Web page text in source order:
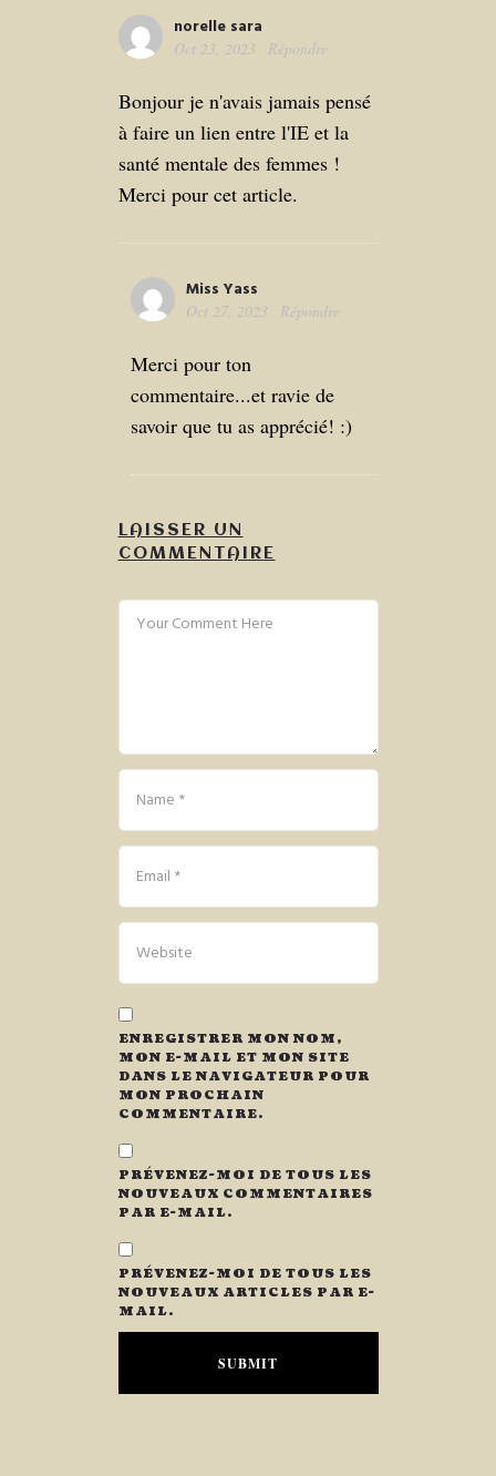
norelle sara
Oct 23, 2023 Répondre
Bonjour je n'avais jamais pensé
à faire un lien entre l'IE et la
santé mentale des femmes !
Merci pour cet article.
Miss Yass
Oct 27, 2023 Répondre
Merci pour ton
commentaire...et ravie de
savoir que tu as apprécié! :)
LAISSER UN
COMMENTAIRE
ENREGISTRER MON NOM,
MON E-MAIL ET MON SITE
DANS LE NAVIGATEUR POUR
MON PROCHAIN
COMMENTAIRE.
PRÉVENEZ-MOI DE TOUS LES
NOUVEAUX COMMENTAIRES
PAR E-MAIL.
PRÉVENEZ-MOI DE TOUS LES
NOUVEAUX ARTICLES PAR E-
MAIL.